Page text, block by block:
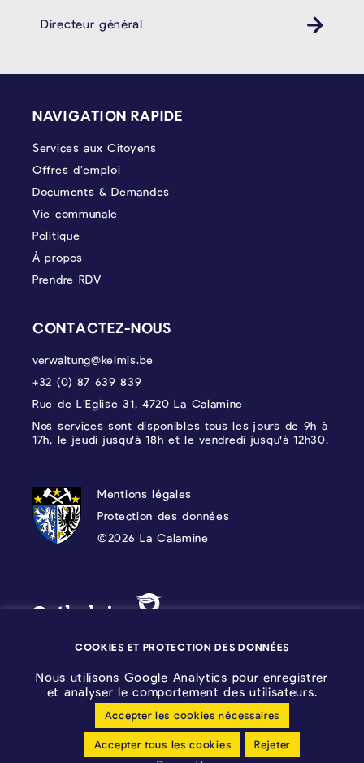
Directeur général
NAVIGATION RAPIDE
Services aux Citoyens
Offres d’emploi
Documents & Demandes
Vie communale
Politique
À propos
Prendre RDV
CONTACTEZ-NOUS
verwaltung@kelmis.be
+32 (0) 87 639 839
Rue de L’Eglise 31, 4720 La Calamine
Nos services sont disponibles tous les jours de 9h à
17h, le jeudi jusqu'à 18h et le vendredi jusqu'à 12h30.
PROTECTION DES DONNÉES, MENTIONS
Mentions légales
Protection des données
©2026 La Calamine
Configuration des cookies
Déclaration sans barrières
COOKIES ET PROTECTION DES DONNÉES
Nous utilisons Google Analytics pour enregistrer
et analyser le comportement des utilisateurs.
Accepter les cookies nécessaires
Accepter tous les cookies Rejeter